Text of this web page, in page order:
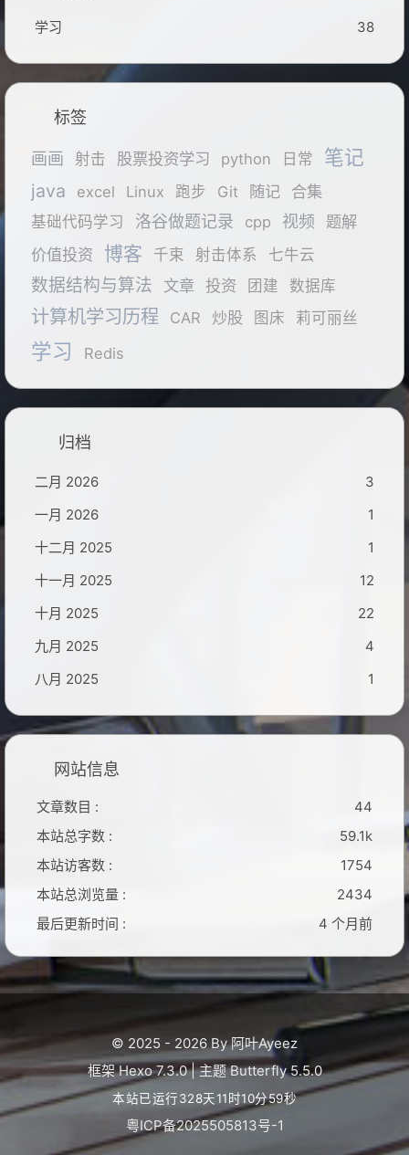
学习 38
标签
画画 射击 股票投资学习 python 日常 笔记
java excel Linux 跑步 Git 随记 合集
基础代码学习 洛谷做题记录 cpp 视频
题解
价值投资
博客 千束 射击体系 七牛云
数据结构与算法 文章 投资 团建 数据库
计算机学习历程 CAR 炒股 图床 莉可丽丝
学习 Redis
归档
二月 2026
3
一月 2026
1
十二月 2025
1
十一月 2025
12
十月 2025
22
九月 2025
4
八月 2025
1
网站信息
文章数目 :
44
本站总字数 :
59.1k
本站访客数 :
1754
本站总浏览量 :
2434
最后更新时间 :
4 个月前
© 2025 - 2026 By 阿叶Ayeez
框架Hexo 7.3.0 | 主题Butterfly 5.5.0
本站已运行328天11时11分00秒
粤ICP备2025505813号-1